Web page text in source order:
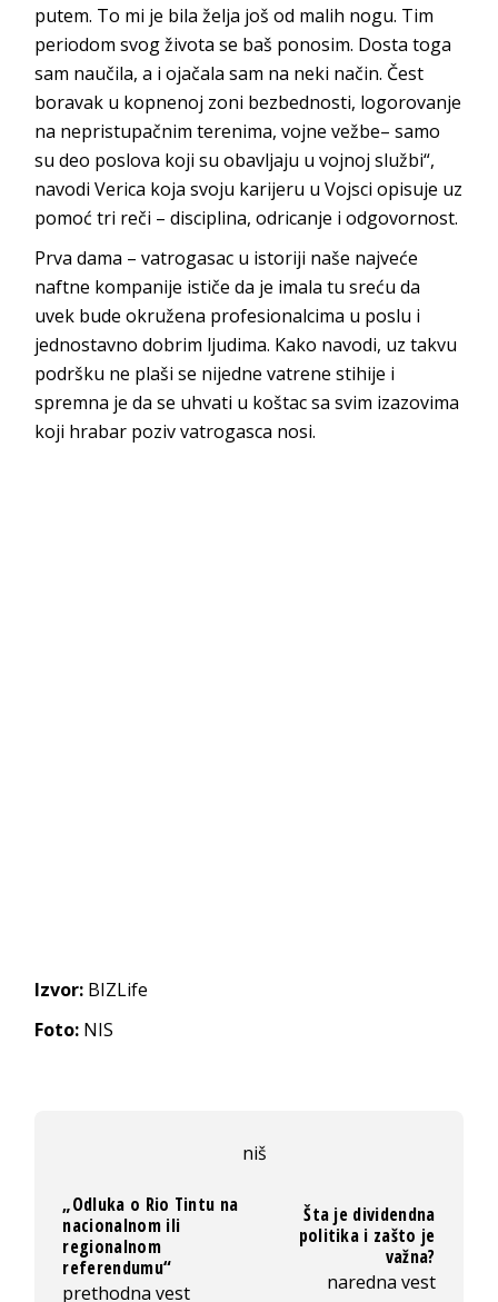
putem. To mi je bila želja još od malih nogu. Tim
periodom svog života se baš ponosim. Dosta toga
sam naučila, a i ojačala sam na neki način. Čest
boravak u kopnenoj zoni bezbednosti, logorovanje
na nepristupačnim terenima, vojne vežbe– samo
su deo poslova koji su obavljaju u vojnoj službi“,
navodi Verica koja svoju karijeru u Vojsci opisuje uz
pomoć tri reči – disciplina, odricanje i odgovornost.
Prva dama – vatrogasac u istoriji naše najveće
naftne kompanije ističe da je imala tu sreću da
uvek bude okružena profesionalcima u poslu i
jednostavno dobrim ljudima. Kako navodi, uz takvu
podršku ne plaši se nijedne vatrene stihije i
spremna je da se uhvati u koštac sa svim izazovima
koji hrabar poziv vatrogasca nosi.
Izvor: BIZLife
Foto: NIS
niš
„Odluka o Rio Tintu na
nacionalnom ili
regionalnom
referendumu“
prethodna vest
Šta je dividendna
politika i zašto je
važna?
naredna vest